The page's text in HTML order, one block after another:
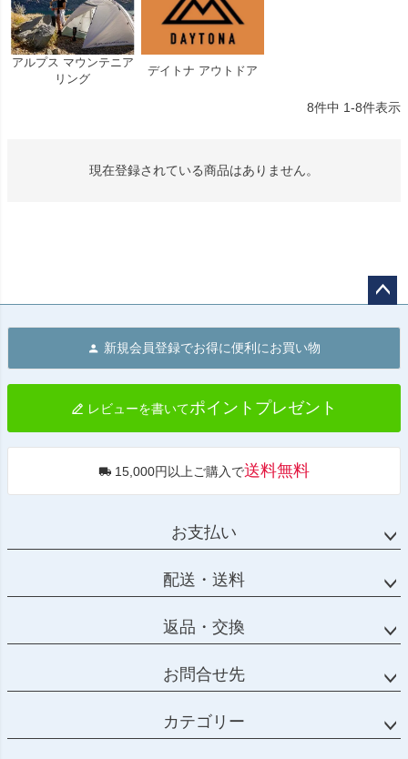
アルプス マウンテニア
リング
デイトナ アウトドア
8件中 1-8件表示
現在登録されている商品はありません。
へ
新規会員登録でお得に便利にお買い物
レビューを書いてポイントプレゼント
15,000円以上ご購入で送料無料
お支払い
配送・送料
返品・交換
お問合せ先
カテゴリー